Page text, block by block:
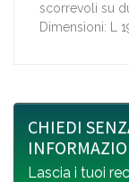
scorrevoli su
Dimensioni: L
CHIEDI
Lascia i tuoi